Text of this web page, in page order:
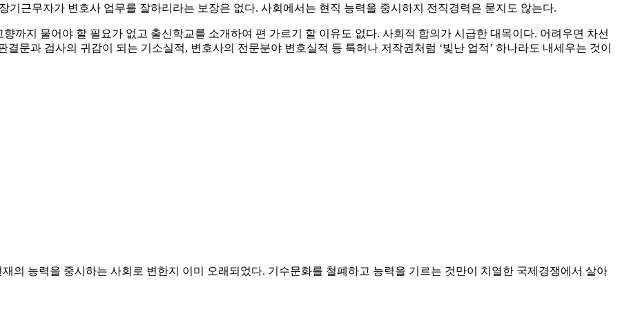
기근무자가 변호사 업무를 잘하리라는 보장은 없다. 사회에서는 현직 능력을 중시하지 전직경력은 묻지도 않는다.
까지 물어야 할 필요가 없고 출신학교를 소개하여 편 가르기 할 이유도 없다. 사회적 합의가 시급한 대목이다. 어려우면 차선
문과 검사의 귀감이 되는 기소실적, 변호사의 전문분야 변호실적 등 특허나 저작권처럼 ‘빛난 업적’ 하나라도 내세우는 것이
의 능력을 중시하는 사회로 변한지 이미 오래되었다. 기수문화를 철폐하고 능력을 기르는 것만이 치열한 국제경쟁에서 살아